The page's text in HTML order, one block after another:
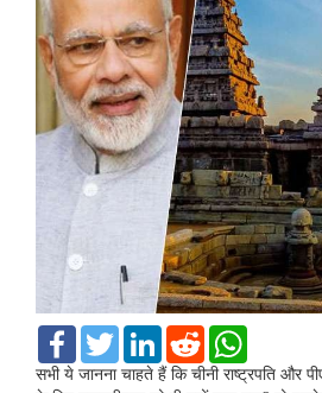
F
c
T
i
L
n
R
d
a
सभी ये जानना चाहते हैं कि चीनी राष्‍ट्रपति और